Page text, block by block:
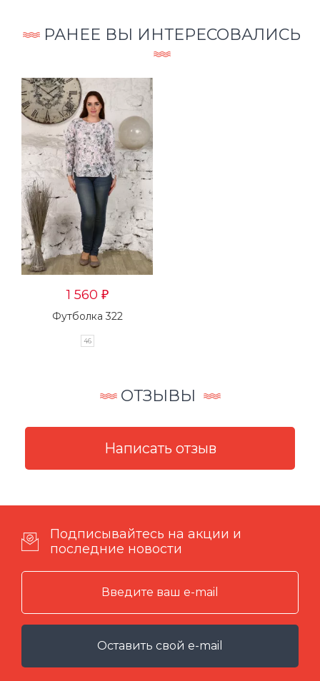
РАНЕЕ ВЫ ИНТЕРЕСОВАЛИСЬ
1 560 ₽
Футболка 322
46
ОТЗЫВЫ
Подписывайтесь на акции и
последние новости
Оставить свой e-mail